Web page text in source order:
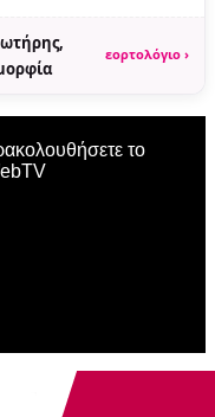
εορτολόγιο ›
το